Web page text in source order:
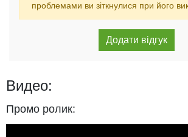
проблемами ви зіткнулися при його
Видео:
Промо ролик: